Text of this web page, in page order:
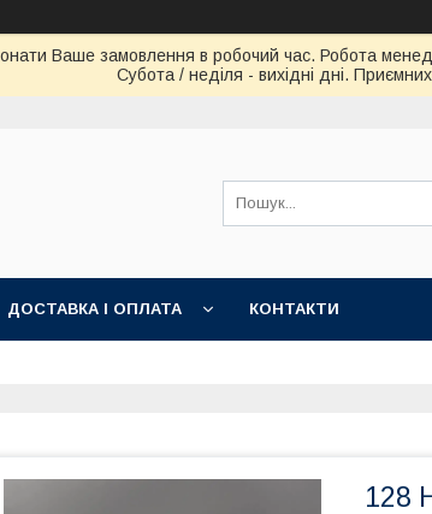
Ваше замовлення в робочий час. Робота
Субота / неділя - вихідні дні. Приємних
ДОСТАВКА І ОПЛАТА КОНТАКТИ
128